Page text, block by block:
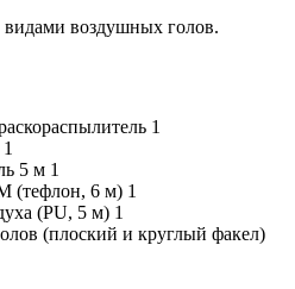
воздушных голов.
1
5 м 1
(тефлон, 6 м) 1
(PU, 5 м) 1
(плоский и круглый факел)